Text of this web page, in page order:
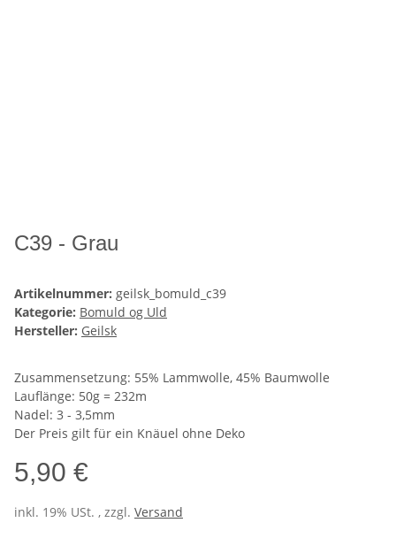
C39 - Grau
Artikelnummer: geilsk_bomuld_c39
Kategorie: Bomuld og Uld
Hersteller: Geilsk
Zusammensetzung: 55% Lammwolle, 45% Baumwolle
Lauflänge: 50g = 232m
Nadel: 3 - 3,5mm
Der Preis gilt für ein Knäuel ohne Deko
5,90 €
inkl. 19% USt. , zzgl. Versand